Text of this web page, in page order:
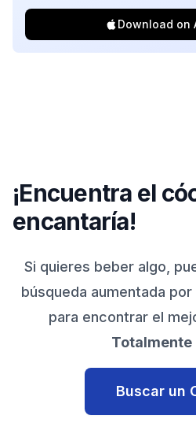
Download on
¡Encuentra el
encantaría!
Si quieres beber algo,
búsqueda aumentada
para encontrar el
Totalmente
Buscar un